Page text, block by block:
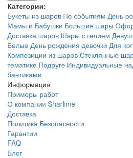
Категории:
Букеты из шаров По событиям День
Мамы и Бабушки Большие шары
Доставка шаров Шары с гелием
Белые День рождения девочки Для
Композиции из шаров Стеклянные
тематике Подруге Индивидуальные
бантиками
Информация
Примеры работ
О компании Sharlime
Доставка
Политика Безопасности
Гарантии
FAQ
Блог